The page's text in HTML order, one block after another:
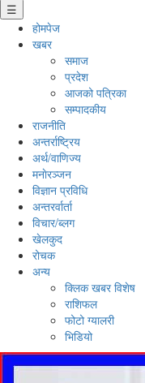
☰
होमपेज
खबर
समाज
प्रदेश
आजको पत्रिका
सम्पादकीय
राजनीति
अन्तर्राष्ट्रिय
अर्थ/वाणिज्य
मनाेरञ्जन
विज्ञान प्रविधि
अन्तरर्वार्ता
विचार/ब्लग
खेलकुद
रोचक
अन्य
क्लिक खबर विशेष
राशिफल
फोटो ग्यालरी
भिडियो